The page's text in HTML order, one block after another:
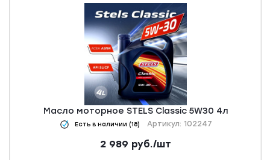
Масло моторное STELS Classic 5W30 4л
Есть в наличии (18) Артикул: 102247
2 989 руб./шт